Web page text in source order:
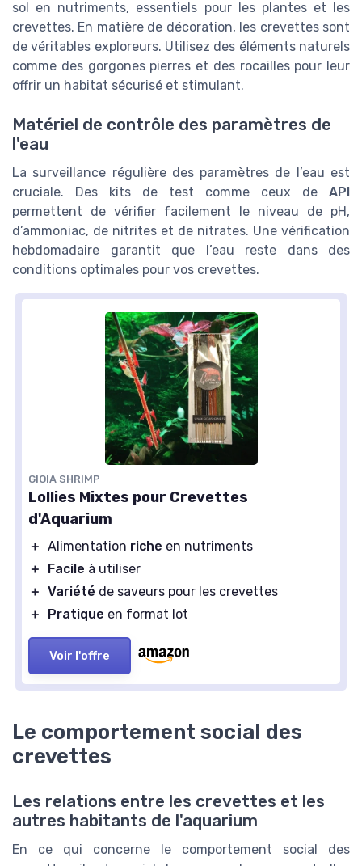
sol en nutriments, essentiels pour les plantes et les
crevettes. En matière de décoration, les crevettes sont
de véritables exploreurs. Utilisez des éléments naturels
comme des gorgones pierres et des rocailles pour leur
offrir un habitat sécurisé et stimulant.
Matériel de contrôle des paramètres de
l'eau
La surveillance régulière des paramètres de l’eau est
cruciale. Des kits de test comme ceux de API
permettent de vérifier facilement le niveau de pH,
d’ammoniac, de nitrites et de nitrates. Une vérification
hebdomadaire garantit que l’eau reste dans des
conditions optimales pour vos crevettes.
GIOIA SHRIMP
Lollies Mixtes pour Crevettes
d'Aquarium
＋ Alimentation riche en nutriments
＋
Facile à utiliser
＋ Variété de saveurs pour les crevettes
＋
Pratique en format lot
Voir l'offre
Le comportement social des
crevettes
Les relations entre les crevettes et les
autres habitants de l'aquarium
En ce qui concerne le comportement social des